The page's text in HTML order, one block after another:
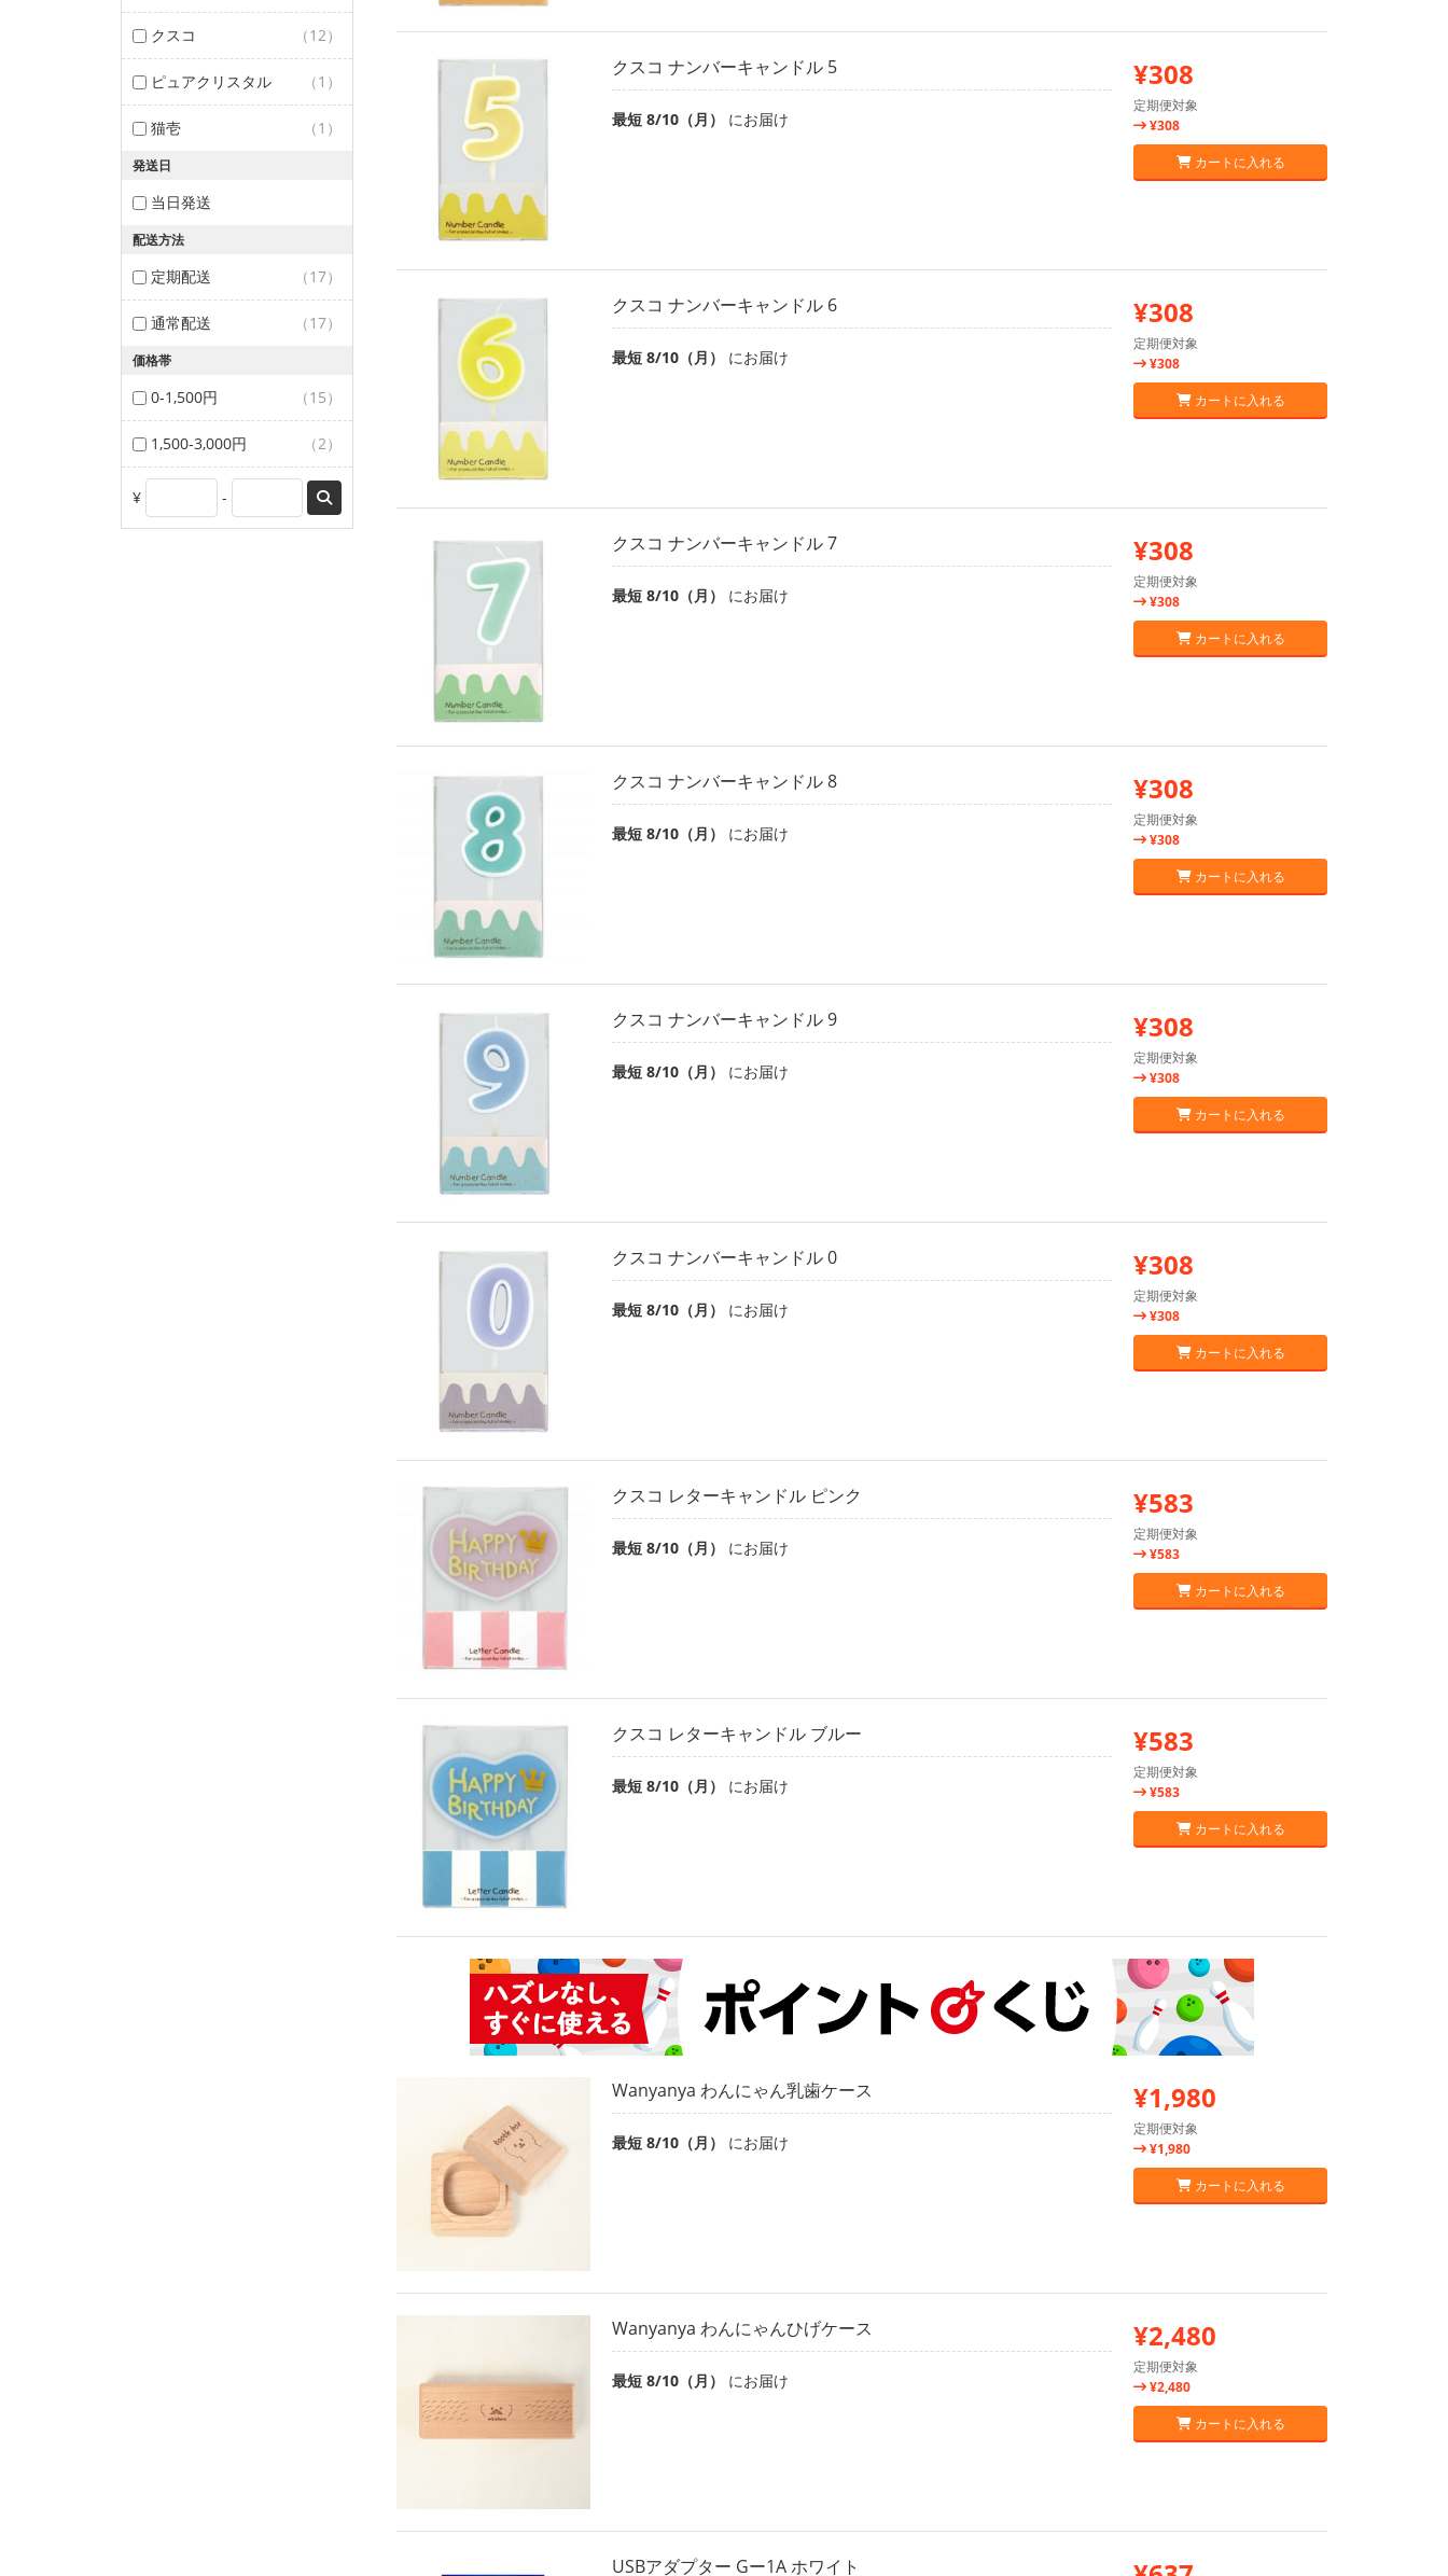
クスコ （12）
ピュアクリスタル （1）
猫壱 （1）
発送日
当日発送
配送方法
定期配送 （17）
通常配送 （17）
価格帯
0-1,500円 （15）
1,500-3,000円 （2）
¥ -
クスコ ナンバーキャンドル 5
最短 8/10（月） にお届け
¥308
定期便対象
¥308
カートに入れる
クスコ ナンバーキャンドル 6
最短 8/10（月） にお届け
¥308
定期便対象
¥308
カートに入れる
クスコ ナンバーキャンドル 7
最短 8/10（月） にお届け
¥308
定期便対象
¥308
カートに入れる
クスコ ナンバーキャンドル 8
最短 8/10（月） にお届け
¥308
定期便対象
¥308
カートに入れる
クスコ ナンバーキャンドル 9
最短 8/10（月） にお届け
¥308
定期便対象
¥308
カートに入れる
クスコ ナンバーキャンドル 0
最短 8/10（月） にお届け
¥308
定期便対象
¥308
カートに入れる
クスコ レターキャンドル ピンク
最短 8/10（月） にお届け
¥583
定期便対象
¥583
カートに入れる
クスコ レターキャンドル ブルー
最短 8/10（月） にお届け
¥583
定期便対象
¥583
カートに入れる
Wanyanya わんにゃん乳歯ケース
最短 8/10（月） にお届け
¥1,980
定期便対象
¥1,980
カートに入れる
Wanyanya わんにゃんひげケース
最短 8/10（月） にお届け
¥2,480
定期便対象
¥2,480
カートに入れる
USBアダプター Gー1A ホワイト